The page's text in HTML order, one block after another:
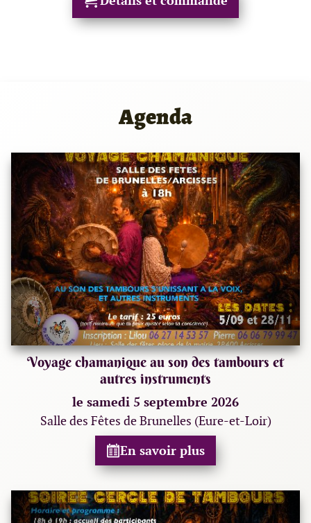
Agenda
Voyage chamanique au son des tambours et
autres instruments
le samedi 5 septembre 2026
Salle des Fêtes de Brunelles (Eure-et-Loir)
En savoir plus